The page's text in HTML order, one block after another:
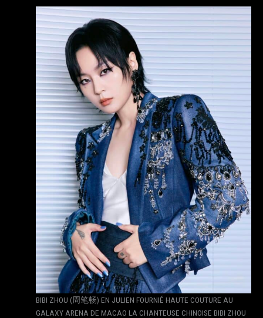
BIBI ZHOU (周笔畅) EN JULIEN FOURNIÉ HAUTE COUTURE AU
GALAXY ARENA DE MACAO LA CHANTEUSE CHINOISE BIBI ZHOU